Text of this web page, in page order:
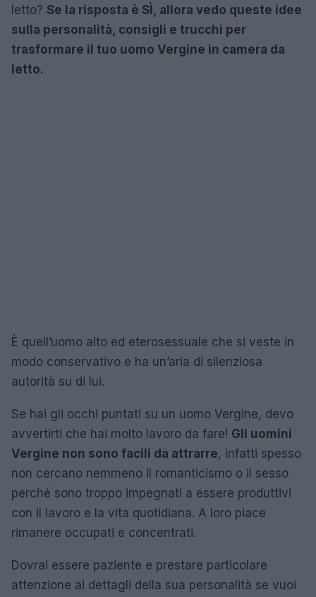
letto? Se la risposta è SÌ, allora vedo queste idee
sulla personalità, consigli e trucchi per
trasformare il tuo uomo Vergine in camera da
letto.
È quell’uomo alto ed eterosessuale che si veste in
modo conservativo e ha un’aria di silenziosa
autorità su di lui.
Se hai gli occhi puntati su un uomo Vergine, devo
avvertirti che hai molto lavoro da fare! Gli uomini
Vergine non sono facili da attrarre, infatti spesso
non cercano nemmeno il romanticismo o il sesso
perché sono troppo impegnati a essere produttivi
con il lavoro e la vita quotidiana. A loro piace
rimanere occupati e concentrati.
Dovrai essere paziente e prestare particolare
attenzione ai dettagli della sua personalità se vuoi